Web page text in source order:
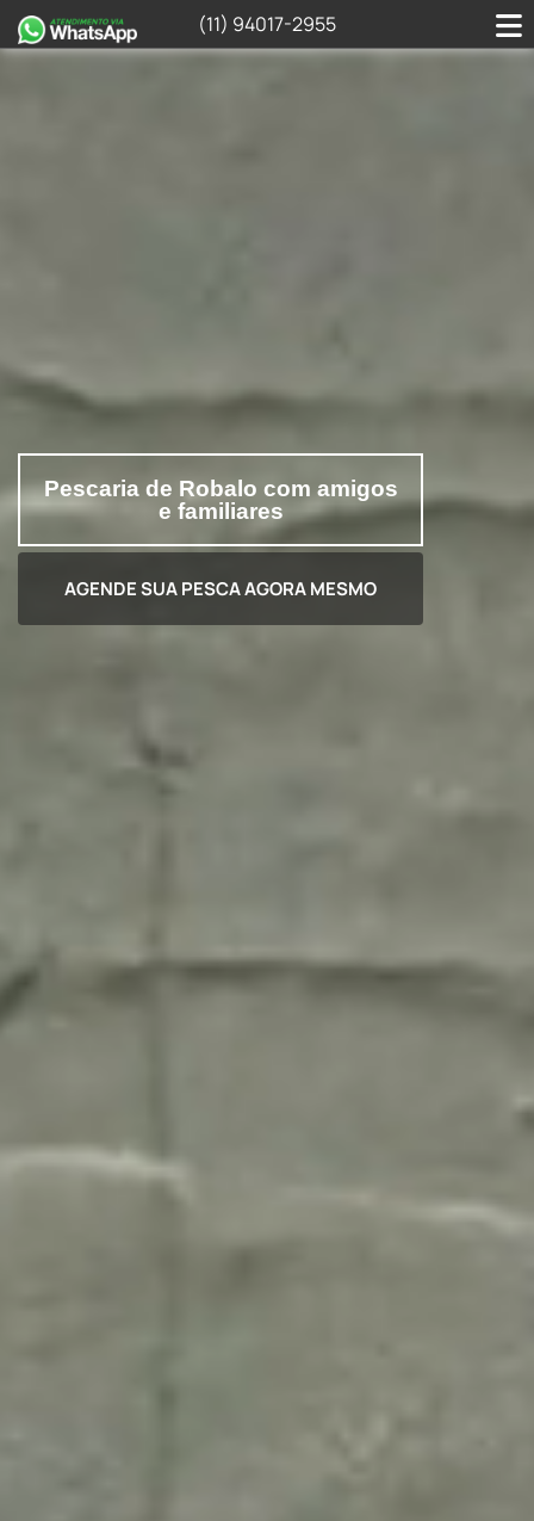
(11) 94017-2955
Pescaria de Robalo com amigos
e familiares
AGENDE SUA PESCA AGORA MESMO